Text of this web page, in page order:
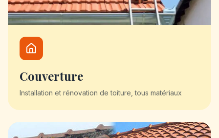
Couverture
Installation et rénovation de toiture, tous matériaux